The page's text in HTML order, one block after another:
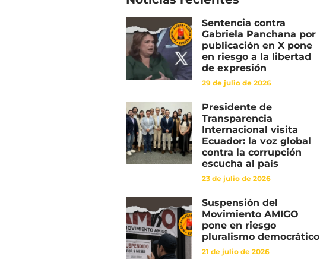
Sentencia contra
Gabriela Panchana por
publicación en X pone
en riesgo a la libertad
de expresión
29 de julio de 2026
Presidente de
Transparencia
Internacional visita
Ecuador: la voz global
contra la corrupción
escucha al país
23 de julio de 2026
Suspensión del
Movimiento AMIGO
pone en riesgo
pluralismo democrático
21 de julio de 2026